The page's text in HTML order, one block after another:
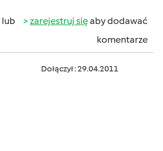
lub zarejestruj sięaby dodawać
komentarze
Dołączył : 29.04.2011